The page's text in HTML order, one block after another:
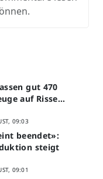
gut 470
auf Risse
09:03
beendet»:
steigt
09:01